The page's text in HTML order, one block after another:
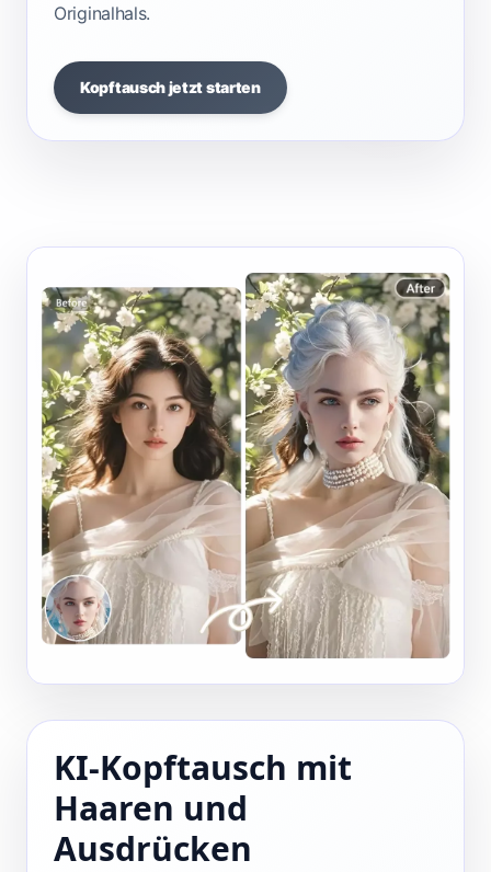
Originalhals.
Kopftausch jetzt starten
KI-Kopftausch mit
Haaren und
Ausdrücken